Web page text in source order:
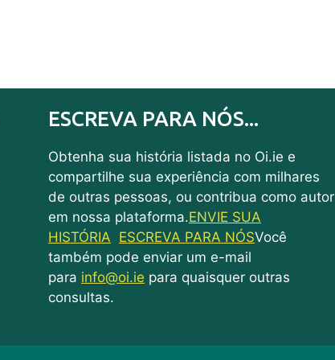
ESCREVA PARA NÓS...
Obtenha sua história listada no Oi.ie e
compartilhe sua experiência com milhares
de outras pessoas, ou contribua como autor
em nossa plataforma.ENVIE SUA
HISTÓRIA ESCREVA PARA NÓSVocê
também pode enviar um e-mail
para info@oi.ie para quaisquer outras
consultas.